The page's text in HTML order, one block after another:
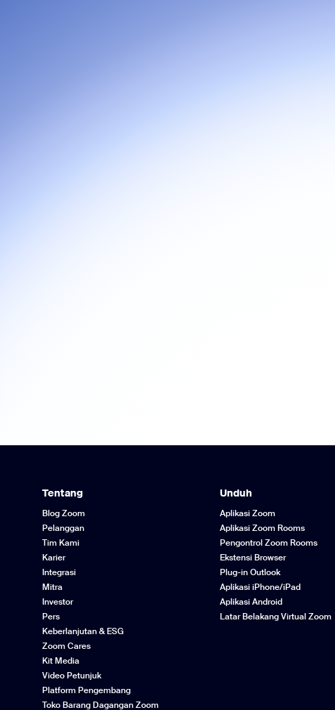
Tentang
Blog Zoom
Pelanggan
Tim Kami
Karier
Integrasi
Mitra
Investor
Pers
Keberlanjutan & ESG
Zoom Cares
Kit Media
Video Petunjuk
Platform Pengembang
Toko Barang Dagangan Zoom
Unduh
Aplikasi Zoom
Aplikasi Zoom Rooms
Pengontrol Zoom Rooms
Ekstensi Browser
Plug-in Outlook
Aplikasi iPhone/iPad
Aplikasi Android
Latar Belakang Virtual Zoom